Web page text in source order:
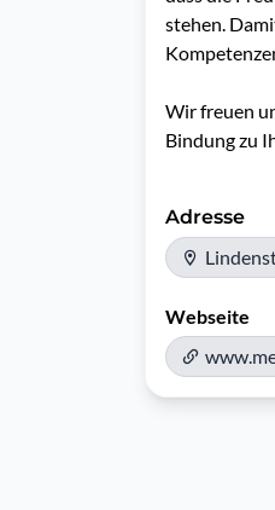
stehen.
Wir freuen
Bindung zu
Adresse
Webseite